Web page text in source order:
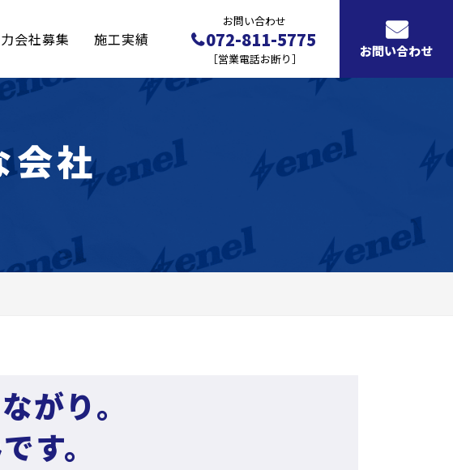
会社募集 施工実績
お問い合わせ
072-811-5775
［営業電話お断り］ お問い合わせ
会社
がり。
す。